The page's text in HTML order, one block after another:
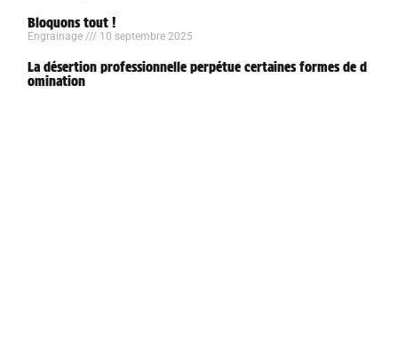
Bloquons tout !
Engrainage 10 septembre 2025
La désertion professionnelle perpétue certaines formes de d
omination